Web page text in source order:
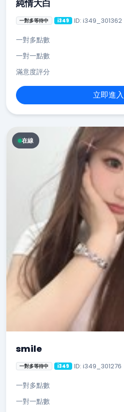
純情大白
一對多等待中 i349 ID: i349_301362
一對多點數
一對一點數
滿意度評分
立即進入
在線
smile
一對多等待中 i349 ID: i349_301276
一對多點數
一對一點數